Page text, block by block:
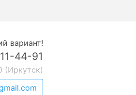
вариант!
44-91
(Иркутск)